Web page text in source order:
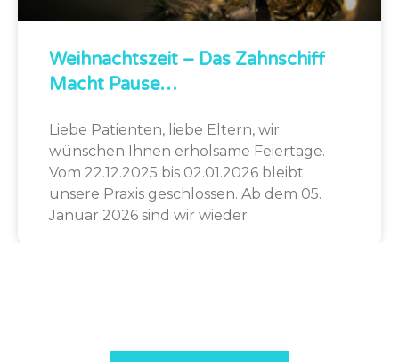
Weihnachtszeit – Das Zahnschiff
Macht Pause…
Liebe Patienten, liebe Eltern, wir
wünschen Ihnen erholsame Feiertage.
Vom 22.12.2025 bis 02.01.2026 bleibt
unsere Praxis geschlossen. Ab dem 05.
Januar 2026 sind wir wieder